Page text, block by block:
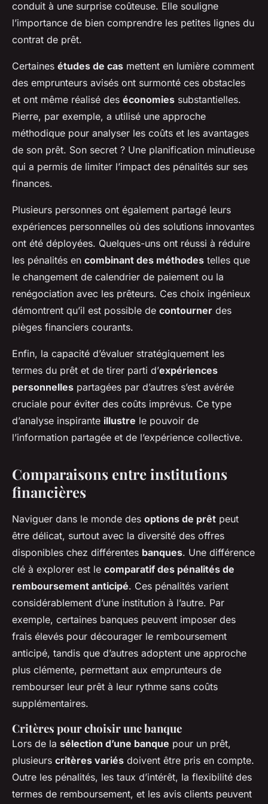
conduit à une surprise coûteuse. Elle souligne
l’importance de bien comprendre les petites lignes du
contrat de prêt.
Certaines études de cas mettent en lumière comment
des emprunteurs avisés ont surmonté ces obstacles
et ont même réalisé des économies substantielles.
Pierre, par exemple, a utilisé une approche
méthodique pour analyser les coûts et les avantages
de son prêt. Son secret ? Une planification minutieuse
qui a permis de limiter l’impact des pénalités sur ses
finances.
Plusieurs personnes ont également partagé leurs
expériences personnelles où des solutions innovantes
ont été déployées. Quelques-uns ont réussi à réduire
les pénalités en combinant des méthodes telles que
le changement de calendrier de paiement ou la
renégociation avec les prêteurs. Ces choix ingénieux
démontrent qu’il est possible de contourner des
pièges financiers courants.
Enfin, la capacité d’évaluer stratégiquement les
termes du prêt et de tirer parti d’expériences
personnelles partagées par d’autres s’est avérée
cruciale pour éviter des coûts imprévus. Ce type
d’analyse inspirante illustre le pouvoir de
l’information partagée et de l’expérience collective.
Comparaisons entre institutions
financières
Naviguer dans le monde des options de prêt peut
être délicat, surtout avec la diversité des offres
disponibles chez différentes banques. Une différence
clé à explorer est le comparatif des pénalités de
remboursement anticipé. Ces pénalités varient
considérablement d’une institution à l’autre. Par
exemple, certaines banques peuvent imposer des
frais élevés pour décourager le remboursement
anticipé, tandis que d’autres adoptent une approche
plus clémente, permettant aux emprunteurs de
rembourser leur prêt à leur rythme sans coûts
supplémentaires.
Critères pour choisir une banque
Lors de la sélection d’une banque pour un prêt,
plusieurs critères variés doivent être pris en compte.
Outre les pénalités, les taux d’intérêt, la flexibilité des
termes de remboursement, et les avis clients peuvent